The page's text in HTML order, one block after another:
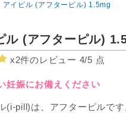
アイピル (アフターピル) 1.5mg
ル (アフターピル)
x2件のレビュー 4/5 点
妊娠にお備えください
(i-pill)は、アフターピルで